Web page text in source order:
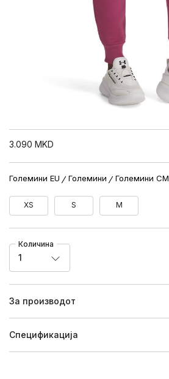
3.090 MKD
Големини EU Големини Големини CM
XS S M
Количина
1
За производот
Спецификацијa